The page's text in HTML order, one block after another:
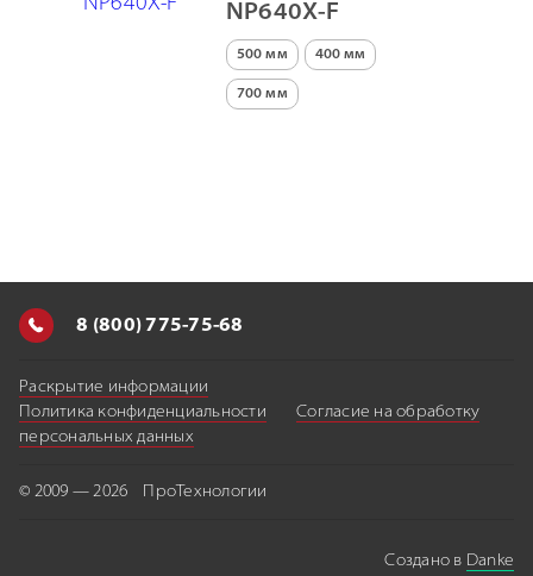
NP640X-F
500 мм 400 мм
700 мм
8 (800) 775-75-68
© 2009 — 2026 ПроТехнологии
Раскрытие информации
Политика конфиденциальности
Согласие на обработку
персональных данных
Создано в Danke